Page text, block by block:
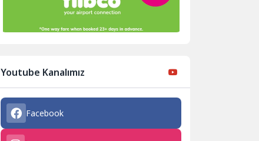
Youtube Kanalımız
Facebook